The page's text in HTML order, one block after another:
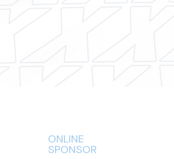
ONLINE
SPONSOR